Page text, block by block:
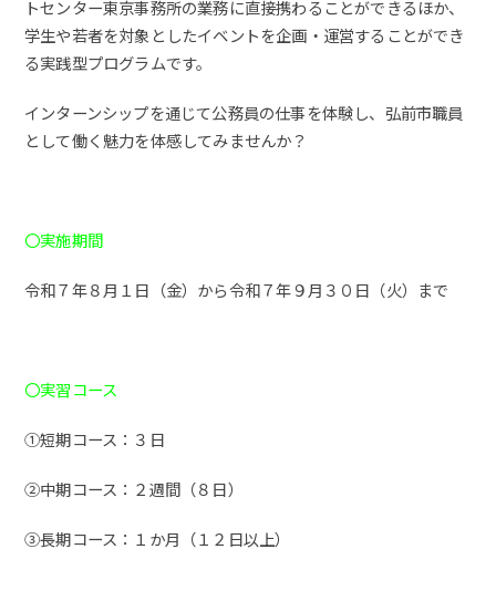
トセンター東京事務所の業務に直接携わることができるほか、
学生や若者を対象としたイベントを企画・運営することができ
る実践型プログラムです。
インターンシップを通じて公務員の仕事を体験し、弘前市職員
として働く魅力を体感してみませんか？
〇実施期間
令和７年８月１日（金）から令和７年９月３０日（火）まで
〇実習コース
①短期コース：３日
②中期コース：２週間（８日）
③長期コース：１か月（１２日以上）